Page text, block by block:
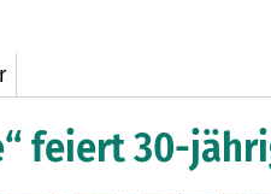
feiert 30-